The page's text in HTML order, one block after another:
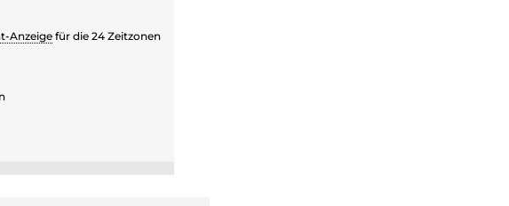
Anzeige für die 24 Zeitzonen